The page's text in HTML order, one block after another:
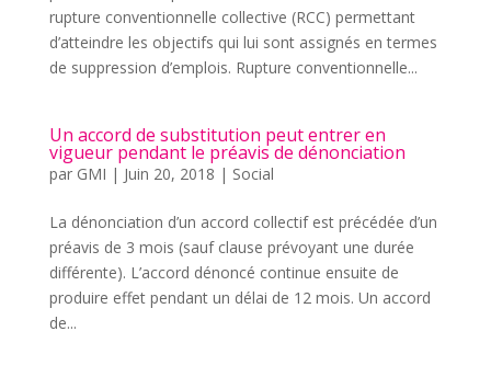
rupture conventionnelle collective (RCC) permettant
d’atteindre les objectifs qui lui sont assignés en termes
de suppression d’emplois. Rupture conventionnelle...
Un accord de substitution peut entrer en
vigueur pendant le préavis de dénonciation
par GMI | Juin 20, 2018 | Social
La dénonciation d’un accord collectif est précédée d’un
préavis de 3 mois (sauf clause prévoyant une durée
différente). L’accord dénoncé continue ensuite de
produire effet pendant un délai de 12 mois. Un accord
de...